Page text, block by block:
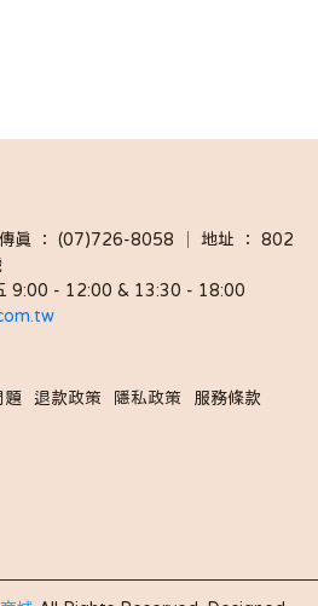
真 ： (07)726-8058 │ 地址 ： 802
9:00 - 12:00 & 13:30 - 18:00
題 退款政策 隱私政策 服務條款